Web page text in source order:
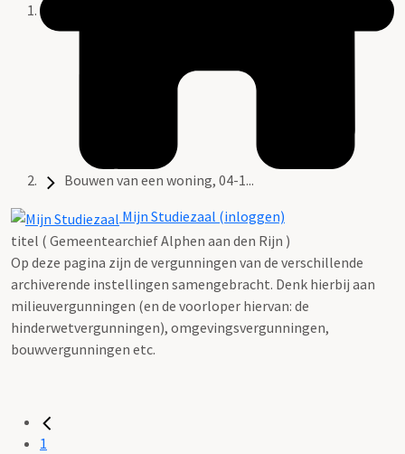
Bouwen van een woning, 04-1...
Mijn Studiezaal (inloggen)
titel ( Gemeentearchief Alphen aan den Rijn )
Op deze pagina zijn de vergunningen van de verschillende
archiverende instellingen samengebracht. Denk hierbij aan
milieuvergunningen (en de voorloper hiervan: de
hinderwetvergunningen), omgevingsvergunningen,
bouwvergunningen etc.
1